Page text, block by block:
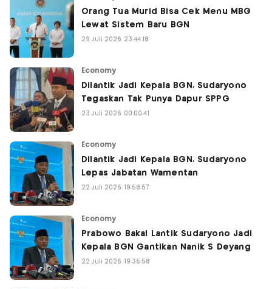
Orang Tua Murid Bisa Cek Menu MBG
Lewat Sistem Baru BGN
29 Juli 2026 23:44:18
Economy
Dilantik Jadi Kepala BGN, Sudaryono
Tegaskan Tak Punya Dapur SPPG
23 Juli 2026 00:00:41
Economy
Dilantik Jadi Kepala BGN, Sudaryono
Lepas Jabatan Wamentan
22 Juli 2026 19:58:57
Economy
Prabowo Bakal Lantik Sudaryono Jadi
Kepala BGN Gantikan Nanik S Deyang
22 Juli 2026 19:35:58